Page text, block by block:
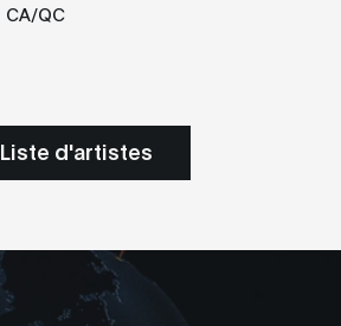
CA/QC
Liste d'artistes